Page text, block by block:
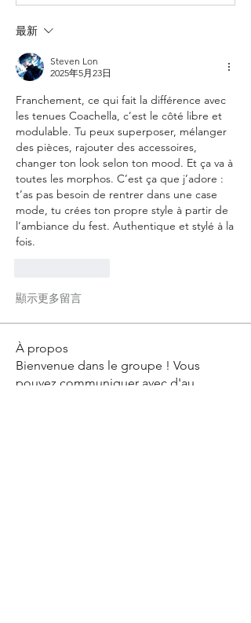
最新
Steven Lon
2025年5月23日
Franchement, ce qui fait la différence avec
les tenues Coachella, c’est le côté libre et
modulable. Tu peux superposer, mélanger
des pièces, rajouter des accessoires,
changer ton look selon ton mood. Et ça va à
toutes les morphos. C’est ça que j’adore :
t’as pas besoin de rentrer dans une case
mode, tu crées ton propre style à partir de
l’ambiance du fest. Authentique et stylé à la
fois.
顯示更多留言
À propos
Bienvenue dans le groupe ! Vous
pouvez communiquer avec d'au